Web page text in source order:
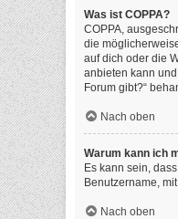
Was ist COPPA?
COPPA,
die
auf dich oder die
anbieten kann
Forum gibt?“
Nach oben
Warum kann ich
Es kann sein,
Benutzername,
Nach oben